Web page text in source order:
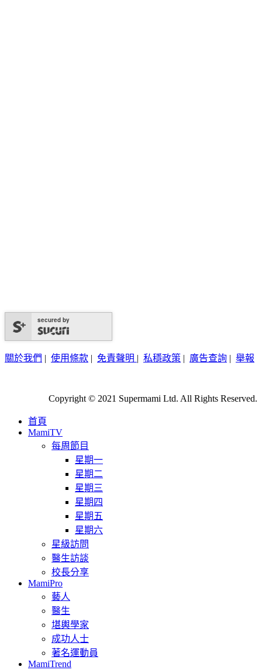
secured by
關於我們 | 使用條款 | 免責聲明 | 私穩政策 | 廣告查詢 | 舉報
Copyright © 2021 Supermami Ltd. All Rights Reserved.
首頁
MamiTV
每周節目
星期一
星期二
星期三
星期四
星期五
星期六
星級訪問
醫生訪談
校長分享
MamiPro
藝人
醫生
堪輿學家
成功人士
著名運動員
MamiTrend